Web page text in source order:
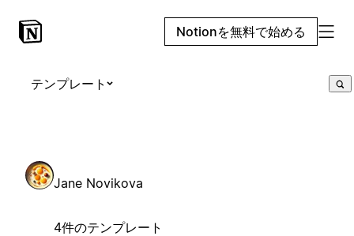
Notionを無料で始める
テンプレート
Jane Novikova
4件のテンプレート